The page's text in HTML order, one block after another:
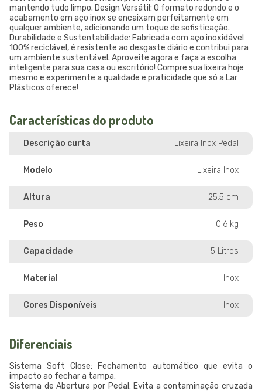
mantendo tudo limpo. Design Versátil: O formato redondo e o
acabamento em aço inox se encaixam perfeitamente em
qualquer ambiente, adicionando um toque de sofisticação.
Durabilidade e Sustentabilidade: Fabricada com aço inoxidável
100% reciclável, é resistente ao desgaste diário e contribui para
um ambiente sustentável. Aproveite agora e faça a escolha
inteligente para sua casa ou escritório! Compre sua lixeira hoje
mesmo e experimente a qualidade e praticidade que só a Lar
Plásticos oferece!
Características do produto
Descrição curta Lixeira Inox Pedal
Modelo Lixeira Inox
Altura 25.5 cm
Peso 0.6 kg
Capacidade 5 Litros
Material Inox
Cores Disponíveis Inox
Diferenciais
Sistema Soft Close: Fechamento automático que evita o
impacto ao fechar a tampa.
Sistema de Abertura por Pedal: Evita a contaminação cruzada